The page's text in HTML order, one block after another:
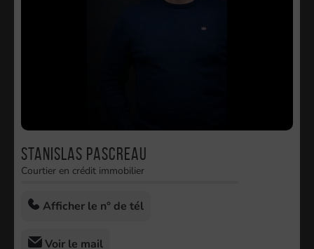
Stanislas Pascreau
Courtier en crédit immobilier
Afficher le n° de tél
Voir le mail